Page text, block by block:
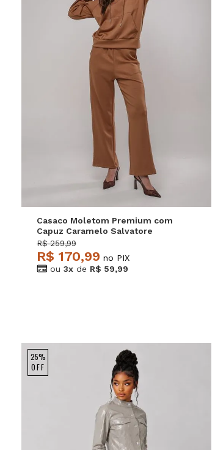
Casaco Moletom Premium com
Capuz Caramelo Salvatore
R$ 259,99
R$ 170,99 no PIX
ou 3x de R$ 59,99
25%
OFF